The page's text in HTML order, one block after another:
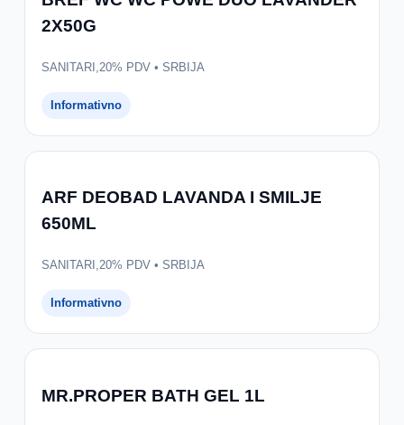
2X50G
SANITARI,20% PDV • SRBIJA
Informativno
ARF DEOBAD LAVANDA I SMILJE
650ML
SANITARI,20% PDV • SRBIJA
Informativno
MR.PROPER BATH GEL 1L